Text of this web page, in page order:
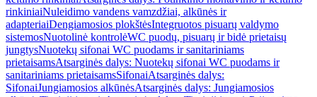
rinkiniaiNuleidimo vandens vamzdžiai, alkūnės ir
adapteriaiDengiamosios plokštėsIntegruotos pisuarų valdymo
sistemosNuotolinė kontrolėWC puodų, pisuarų ir bidė prietaisų
jungtysNuotekų sifonai WC puodams ir sanitariniams
prietaisamsAtsarginės dalys: Nuotekų sifonai WC puodams ir
sanitariniams prietaisamsSifonaiAtsarginės dalys:
SifonaiJungiamosios alkūnėsAtsarginės dalys: Jungiamosios